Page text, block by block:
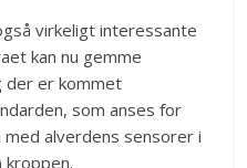
virkeligt interessante
kan nu gemme
der er kommet
som anses for
alverdens sensorer i
kroppen.